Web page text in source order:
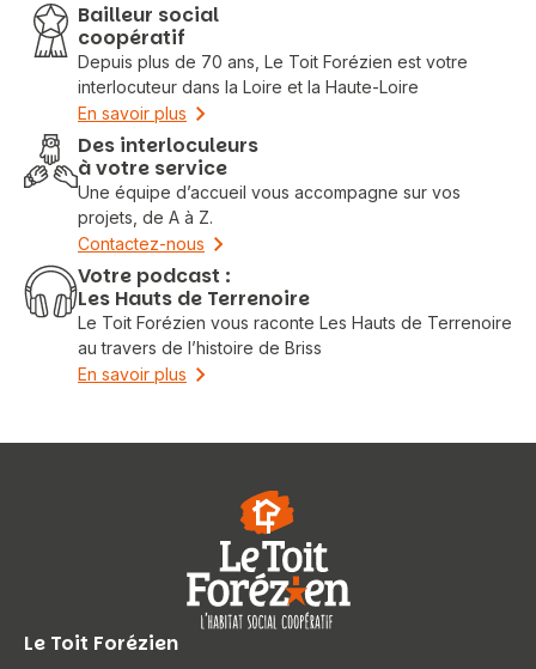
Vous recherchez&nbsp;:
Bailleur social
coopératif
Depuis plus de 70 ans, Le Toit Forézien est votre
interlocuteur dans la Loire et la Haute-Loire
En savoir plus
Des interloculeurs
à votre service
Une équipe d’accueil vous accompagne sur vos
projets, de A à Z.
Contactez-nous
Votre podcast :
Les Hauts de Terrenoire
Le Toit Forézien vous raconte Les Hauts de Terrenoire
au travers de l’histoire de Briss
En savoir plus
Le Toit Forézien